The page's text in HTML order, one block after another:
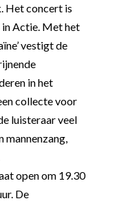
Het concert is
Actie. Met het
vestigt de
in het
collecte voor
luisteraar veel
mannenzang,
open om 19.30
De